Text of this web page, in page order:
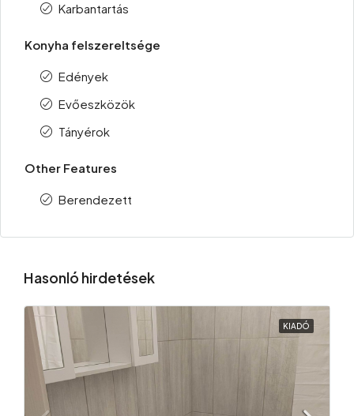
Karbantartás
Konyha felszereltsége
Edények
Evőeszközök
Tányérok
Other Features
Berendezett
Hasonló hirdetések
KIADÓ